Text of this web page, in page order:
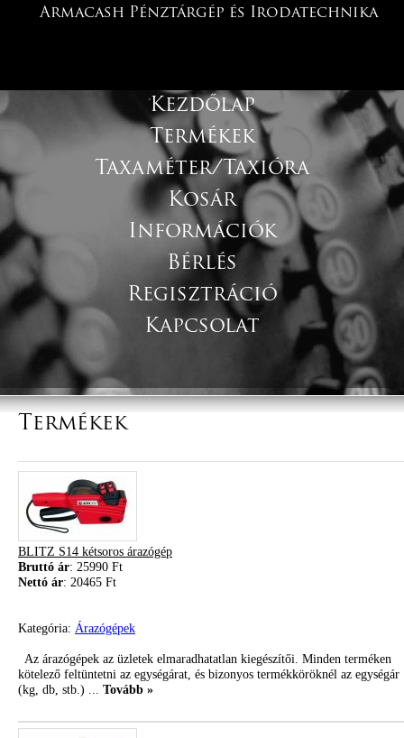
Armacash Pénztárgép és Irodatechnika
Kezdőlap
Termékek
Taxaméter/Taxióra
Kosár
Információk
Bérlés
Regisztráció
Kapcsolat
Termékek
BLITZ S14 kétsoros árazógép
Bruttó ár: 25990 Ft
Nettó ár: 20465 Ft
Kategória: Árazógépek
Az árazógépek az üzletek elmaradhatatlan kiegészítői. Minden terméken
kötelező feltüntetni az egységárat, és bizonyos termékköröknél az egységár
(kg, db, stb.) ... Tovább »